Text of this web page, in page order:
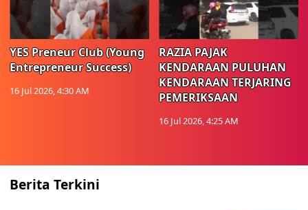
YES Preneur Club (Young
Entrepreneur Success)
16 Jul 2026, 4:30 AM
RAZIA PAJAK
KENDARAAN PULUHAN
KENDARAAN TERJARING
PEMERIKSAAN
16 Jul 2026, 4:25 AM
Berita Terkini